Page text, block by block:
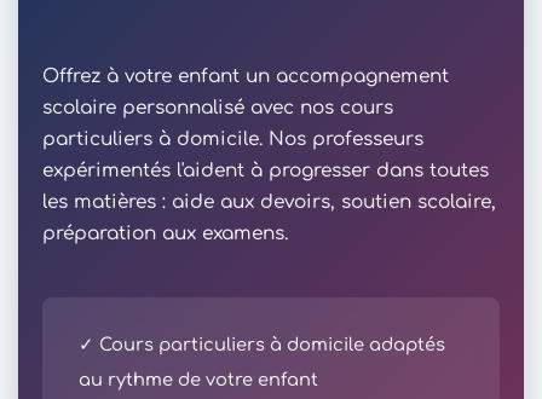
Offrez à votre enfant un accompagnement
scolaire personnalisé avec nos cours
particuliers à domicile. Nos professeurs
expérimentés l'aident à progresser dans toutes
les matières : aide aux devoirs, soutien scolaire,
préparation aux examens.
✓ Cours particuliers à domicile adaptés
au rythme de votre enfant